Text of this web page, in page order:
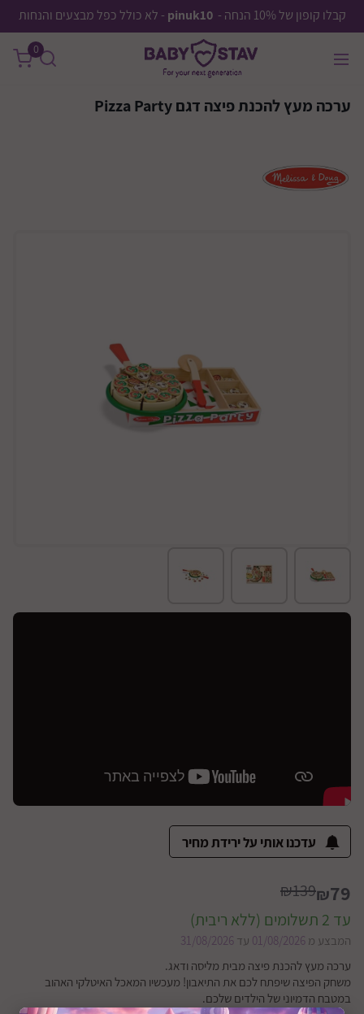
קבלו קופון של 10% הנחה - pinuk10 - לא כולל כפל מבצעים והנחות
0
ערכה מעץ להכנת פיצה דגם Pizza Party
עדכנו אותי על ירידת מחיר
₪79
₪139
עד 2 תשלומים (ללא ריבית)
המבצע מ 01/08/2026 עד 31/08/2026
ערכה מעץ להכנת פיצה מבית מליסה ודאג.
משחק הפיצה שיפתח לכם את התיאבון! מעכשיו המאכל האיטלקי האהוב
במטבח הדמיוני של הילדים שלכם.